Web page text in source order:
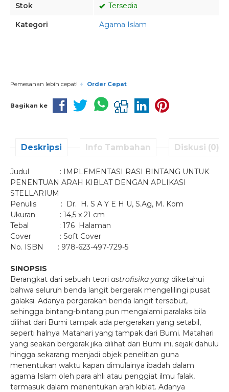
Stok Tersedia
Kategori Agama Islam
Pemesanan lebih cepat! Order Cepat
Bagikan ke
Deskripsi Info Tambahan Diskusi (0)
Judul : IMPLEMENTASI RASI BINTANG UNTUK
PENENTUAN ARAH KIBLAT DENGAN APLIKASI
STELLARIUM
Penulis : Dr. H. S A Y E H U, S.Ag, M. Kom
Ukuran : 14,5 x 21 cm
Tebal : 176 Halaman
Cover : Soft Cover
No. ISBN : 978-623-497-729-5
SINOPSIS
Berangkat dari sebuah teori astrofisika yang diketahui
bahwa seluruh benda langit bergerak mengelilingi pusat
galaksi. Adanya pergerakan benda langit tersebut,
sehingga bintang-bintang pun mengalami paralaks bila
dilihat dari Bumi tampak ada pergerakan yang setabil,
seperti halnya Matahari yang tampak dari Bumi. Matahari
yang seakan bergerak jika dilihat dari Bumi ini, sejak dahulu
hingga sekarang menjadi objek penelitian guna
menentukan waktu kapan dimulainya ibadah dalam
agama Islam oleh para ahli atau penggiat ilmu falak,
termasuk dalam menentukan arah kiblat. Adanya